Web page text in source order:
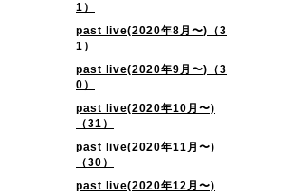
1）
past live(2020年8月〜)（3
1）
past live(2020年9月〜)（3
0）
past live(2020年10月〜)
（31）
past live(2020年11月〜)
（30）
past live(2020年12月〜)